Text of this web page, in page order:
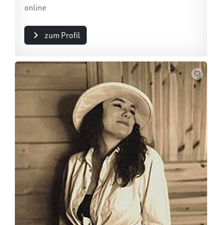
online
zum Profil